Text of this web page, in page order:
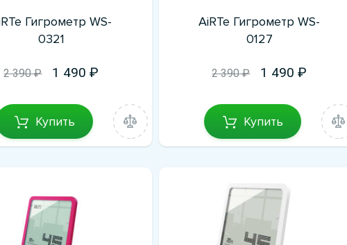
Гигрометр WS-
0321
2 390 ₽ 1 490
Купить
AiRTe Гигрометр WS-
0127
2 390 ₽ 1 490
Купить